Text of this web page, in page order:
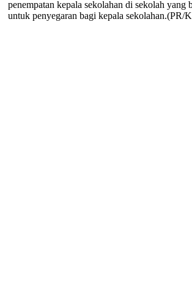
penempatan kepala sekolahan di sekolah yang
untuk penyegaran bagi kepala sekolahan.(PR/